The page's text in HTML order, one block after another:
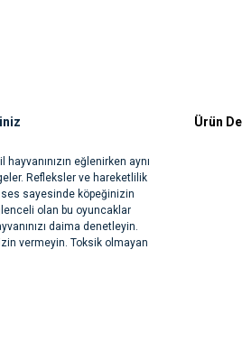
eğlenirken aynı
Refleksler ve hareketlilik
ses sayesinde köpeğinizin
olan bu oyuncaklar
daima denetleyin.
izin vermeyin. Toksik olmayan
Ürün